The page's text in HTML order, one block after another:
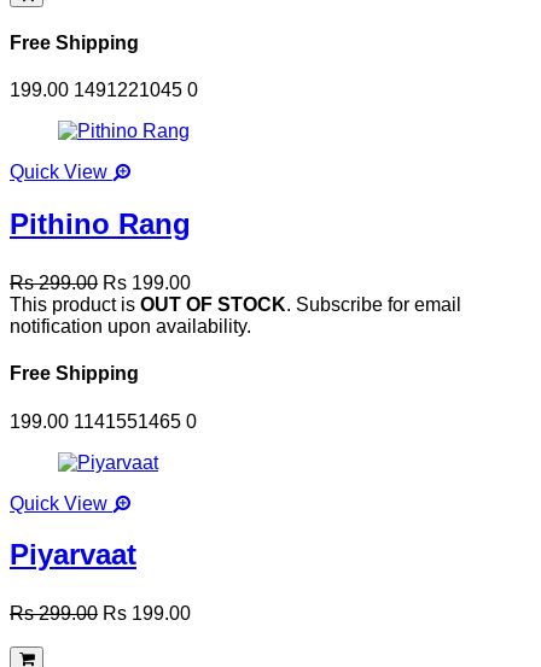
Free Shipping
199.00 1491221045 0
Quick View
Pithino Rang
Rs 299.00 Rs 199.00
This product is OUT OF STOCK. Subscribe for email
notification upon availability.
Free Shipping
199.00 1141551465 0
Quick View
Piyarvaat
Rs 299.00 Rs 199.00